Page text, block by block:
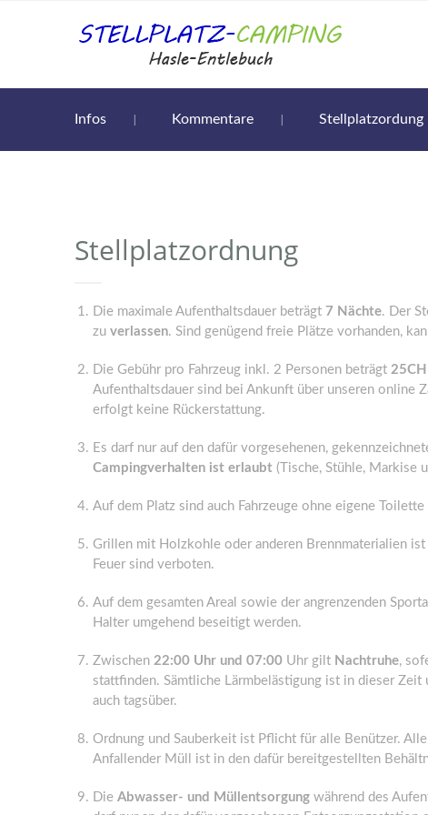
Infos Kommentare Stellplatzordung
Stellplatzordnung
Die maximale Aufenthaltsdauer beträgt 7 Nächte. Der
zu verlassen. Sind genügend freie Plätze vorhanden,
Die Gebühr pro Fahrzeug inkl. 2 Personen beträgt
Aufenthaltsdauer sind bei Ankunft über unseren online
erfolgt keine Rückerstattung.
Es darf nur auf den dafür vorgesehenen,
Campingverhalten ist erlaubt (Tische, Stühle, Markise
Auf dem Platz sind auch Fahrzeuge ohne eigene
Grillen mit Holzkohle oder anderen Brennmaterialien
Feuer sind verboten.
Auf dem gesamten Areal sowie der angrenzenden
Halter umgehend beseitigt werden.
Zwischen 22:00 Uhr und 07:00 Uhr gilt Nachtruhe,
stattfinden. Sämtliche Lärmbelästigung ist in dieser
auch tagsüber.
Ordnung und Sauberkeit ist Pflicht für alle Benützer.
Anfallender Müll ist in den dafür bereitgestellten
Die Abwasser- und Müllentsorgung während des